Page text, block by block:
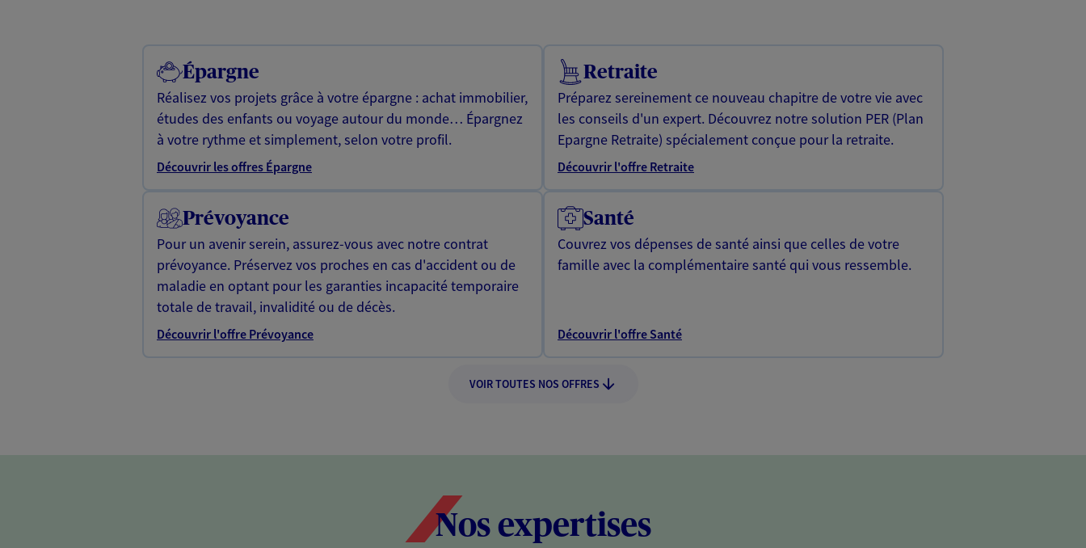
Épargne
Réalisez vos projets grâce à votre épargne : achat immobilier,
études des enfants ou voyage autour du monde… Épargnez
à votre rythme et simplement, selon votre profil.
Découvrir les offres Épargne
Retraite
Préparez sereinement ce nouveau chapitre de votre vie avec
les conseils d'un expert. Découvrez notre solution PER (Plan
Epargne Retraite) spécialement conçue pour la retraite.
Découvrir l'offre Retraite
Prévoyance
Pour un avenir serein, assurez-vous avec notre contrat
prévoyance. Préservez vos proches en cas d'accident ou de
maladie en optant pour les garanties incapacité temporaire
totale de travail, invalidité ou de décès.
Découvrir l'offre Prévoyance
Santé
Couvrez vos dépenses de santé ainsi que celles de votre
famille avec la complémentaire santé qui vous ressemble.
Découvrir l'offre Santé
VOIR TOUTES NOS OFFRES
Nos expertises